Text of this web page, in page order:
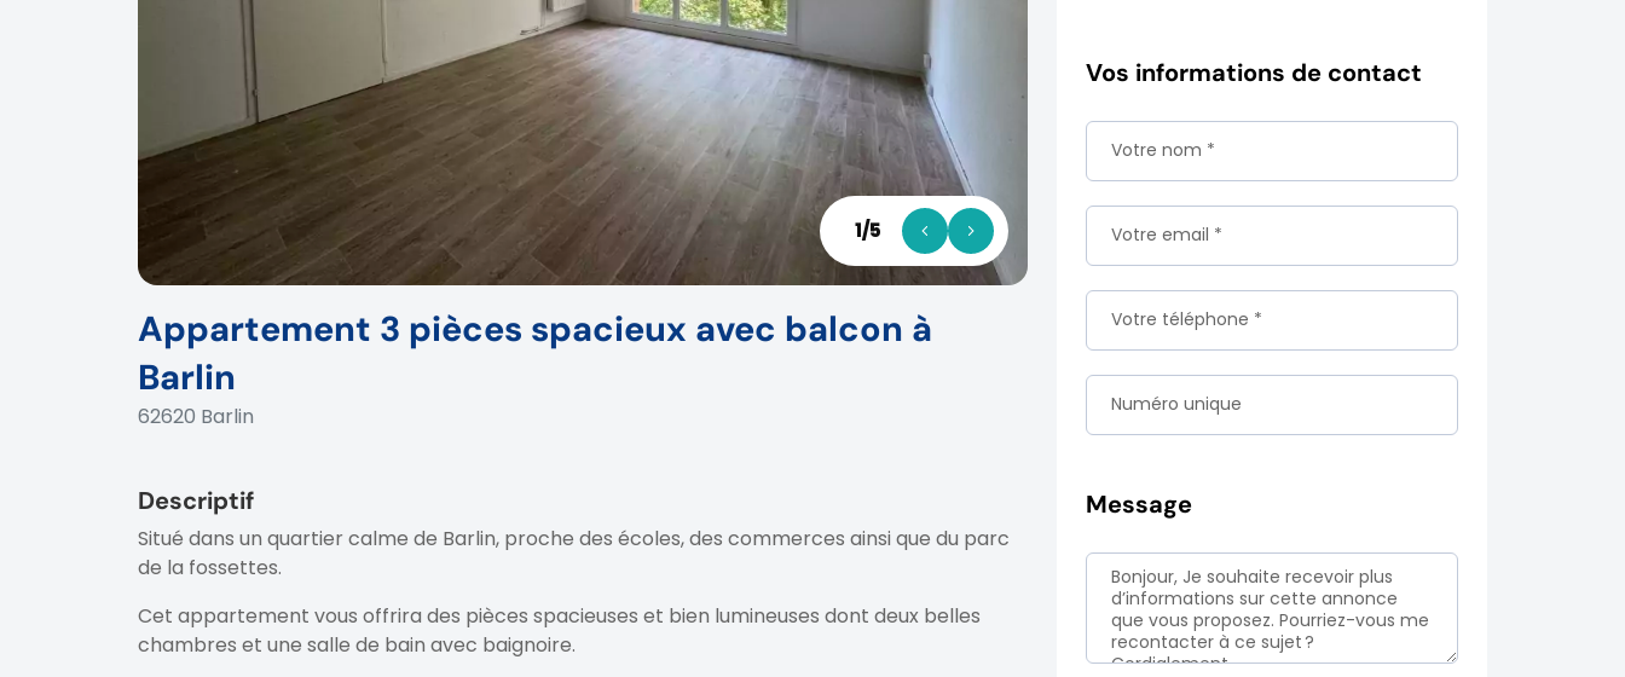
1/5
Appartement 3 pièces spacieux avec balcon à
Barlin
62620 Barlin
Descriptif
Situé dans un quartier calme de Barlin, proche des écoles, des commerces ainsi que du parc
de la fossettes.
Cet appartement vous offrira des pièces spacieuses et bien lumineuses dont deux belles
chambres et une salle de bain avec baignoire.
annonce
Vos informations de contact
Message